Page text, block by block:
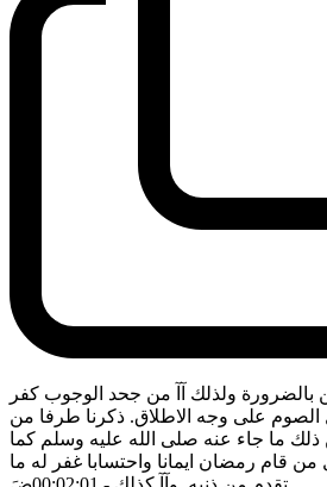
بالضرورة ولذلك آآ من جحد الوجوب كفر
على وجه الاطلاق. ذكرنا طرفا من
ما جاء عنه صلى الله عليه وسلم كما
قام رمضان ايمانا واحتسابا غفر له ما